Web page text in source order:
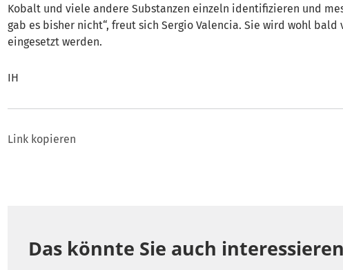
Kobalt und viele andere Substanzen einzeln identifizieren und
gab es bisher nicht“, freut sich Sergio Valencia. Sie wird wohl bald
eingesetzt werden.
IH
Link kopieren
Das könnte Sie auch interessieren